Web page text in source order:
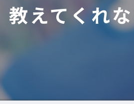
教えてくれ